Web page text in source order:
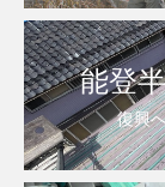
能登
復興